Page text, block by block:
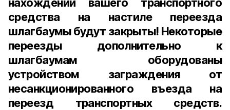
средства на настиле переезда
шлагбаумы будут закрыты! Некоторые
переезды дополнительно к
шлагбаумам оборудованы
устройством заграждения от
несанкционированного въезда на
переезд транспортных средств.